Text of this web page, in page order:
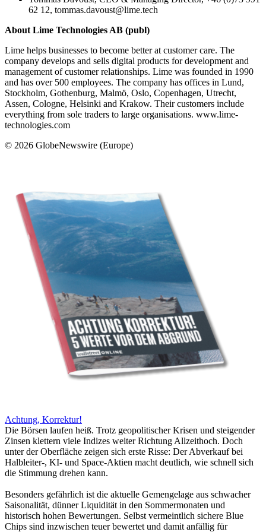
62 12, tommas.davoust@lime.tech
About Lime Technologies AB (publ)
Lime helps businesses to become better at customer care. The
company develops and sells digital products for development and
management of customer relationships. Lime was founded in 1990
and has over 500 employees. The company has offices in Lund,
Stockholm, Gothenburg, Malmö, Oslo, Copenhagen, Utrecht,
Assen, Cologne, Helsinki and Krakow. Their customers include
everything from sole traders to large organisations. www.lime-
technologies.com
© 2026 GlobeNewswire (Europe)
Achtung, Korrektur!
Die Börsen laufen heiß. Trotz geopolitischer Krisen und steigender
Zinsen klettern viele Indizes weiter Richtung Allzeithoch. Doch
unter der Oberfläche zeigen sich erste Risse: Der Abverkauf bei
Halbleiter-, KI- und Space-Aktien macht deutlich, wie schnell sich
die Stimmung drehen kann.
Besonders gefährlich ist die aktuelle Gemengelage aus schwacher
Saisonalität, dünner Liquidität in den Sommermonaten und
historisch hohen Bewertungen. Selbst vermeintlich sichere Blue
Chips sind inzwischen teuer bewertet und damit anfällig für